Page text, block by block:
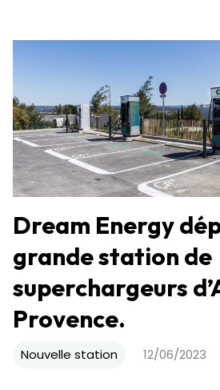
Dream Energy
grande station de
superchargeurs
Provence.
Nouvelle station 12/06/2023